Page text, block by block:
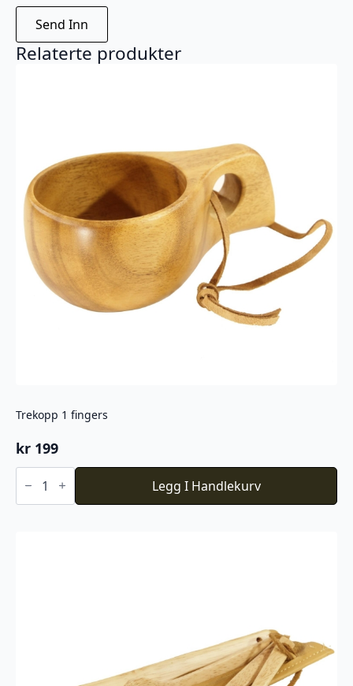
Relaterte produkter
Trekopp 1 fingers
kr 199
Trekopp
antall
Legg I Handlekurv